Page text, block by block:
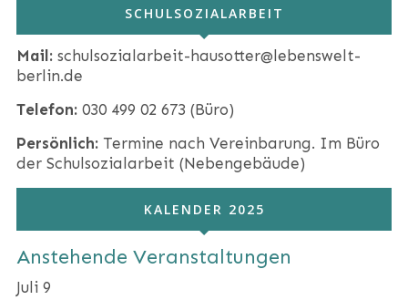
SCHULSOZIALARBEIT
Mail: schulsozialarbeit-hausotter@lebenswelt-
berlin.de
Telefon: 030 499 02 673 (Büro)
Persönlich: Termine nach Vereinbarung. Im Büro
der Schulsozialarbeit (Nebengebäude)
KALENDER 2025
Anstehende Veranstaltungen
Juli 9